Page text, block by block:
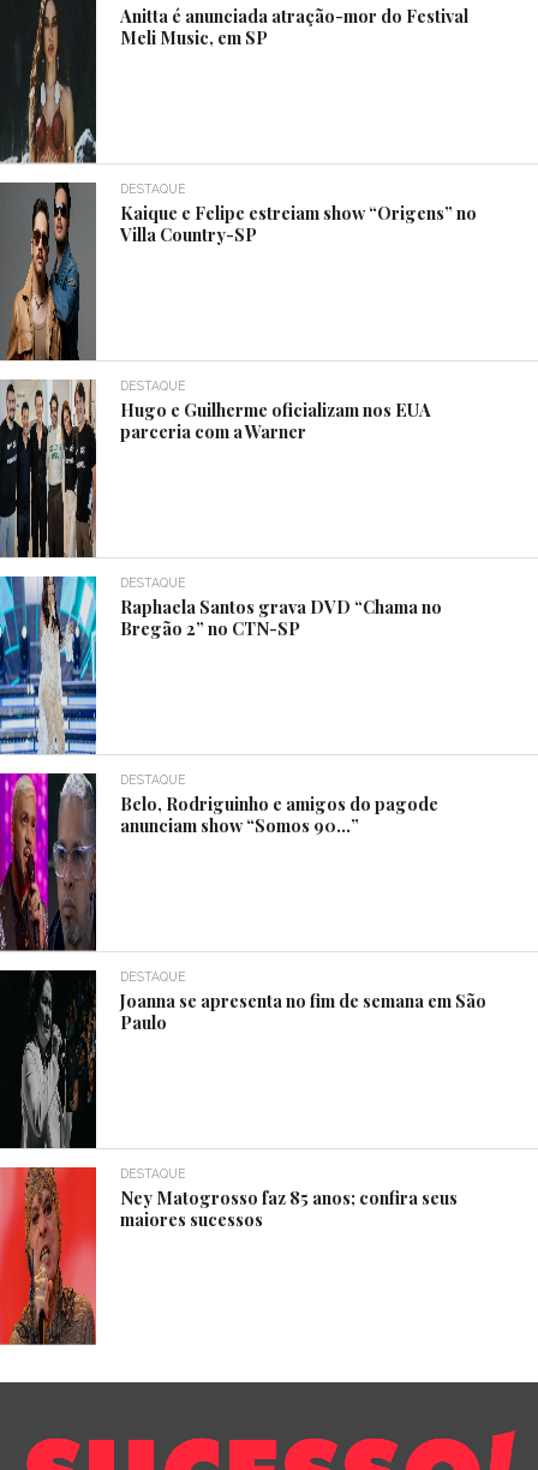
Anitta é anunciada atração-mor do Festival
Meli Music, em SP
DESTAQUE
Kaique e Felipe estreiam show “Origens” no
Villa Country-SP
DESTAQUE
Hugo e Guilherme oficializam nos EUA
parceria com a Warner
DESTAQUE
Raphaela Santos grava DVD “Chama no
Bregão 2” no CTN-SP
DESTAQUE
Belo, Rodriguinho e amigos do pagode
anunciam show “Somos 90…”
DESTAQUE
Joanna se apresenta no fim de semana em São
Paulo
DESTAQUE
Ney Matogrosso faz 85 anos; confira seus
maiores sucessos